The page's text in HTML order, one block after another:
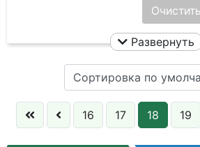
Ничего не
Цена:
Кол. комнат:
Этаж:
Очистить
Развернуть
Сортировка по
16 17 18 19